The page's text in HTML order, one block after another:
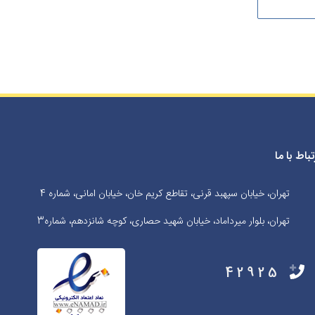
با ما
تهران، خیابان سپهبد قرنی، تقاطع کریم خان، خیابان امانی، شماره 4
تهران، بلوار میرداماد، خیابان شهید حصاری، کوچه شانزدهم، شماره3
42925